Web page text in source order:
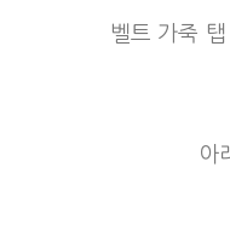
벨트 가죽
아